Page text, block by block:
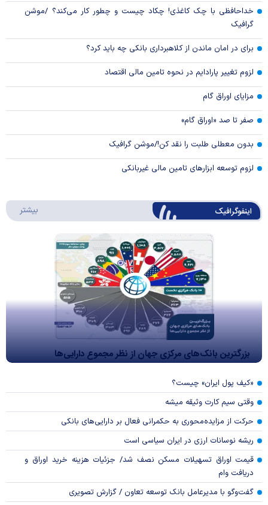
خداحافظی با چک کاغذی! چکاد چیست و چطور کار می‌کند؟ /موشن
گرافیک
برای در امان ماندن از کلاهبرداری بانکی چه باید کرد؟
لزوم تغییر پارادایم در نحوه تامین مالی اقتصاد
مزایای اوراق گام
صفر تا صد «اوراق گام»
بدون معطلی طلبت را نقد کن!/موشن گرافیک
لزوم توسعه ابزارهای تامین مالی غیربانکی
اینفوگرافیک بیشتر
بزرگترین بانک‌های مرکزی جهان از نظر مجموع دارایی‌ها
«کیف پول ایران» چیست؟
وقتی سیم کارت وثیقه میشه
حرکت از مزایده‌محوری به حکمرانی فعال بر دارایی‌های بانکی
ریشه نوسانات ارزی در ایران سیاسی است
قیمت اوراق تسهیلات مسکن نصف شد/ جزئیات هزینه خرید اوراق و
دریافت وام
گفت‌وگو با مدیرعامل بانک توسعه تعاون / گزارش تصویری